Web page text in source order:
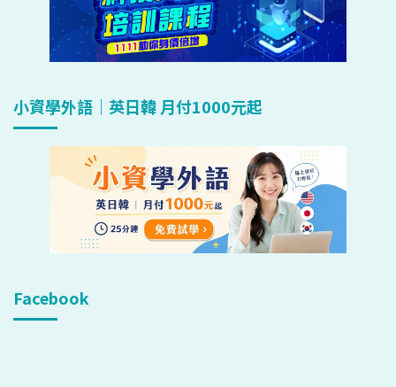
小資學外語｜英日韓 月付1000元起
Facebook